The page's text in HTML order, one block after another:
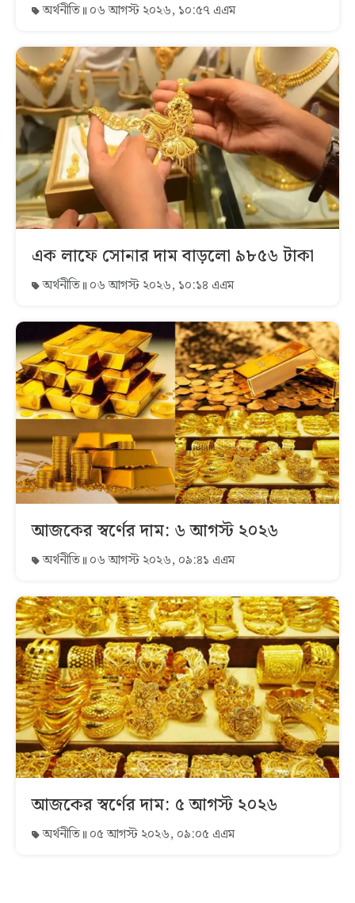
অর্থনীতি ০৬ আগস্ট ২০২৬, ১০:৫৭ এএম
এক লাফে সোনার দাম বাড়লো ৯৮৫৬ টাকা
অর্থনীতি ০৬ আগস্ট ২০২৬, ১০:১৪ এএম
আজকের স্বর্ণের দাম: ৬ আগস্ট ২০২৬
অর্থনীতি ০৬ আগস্ট ২০২৬, ০৯:৪১ এএম
আজকের স্বর্ণের দাম: ৫ আগস্ট ২০২৬
অর্থনীতি ০৫ আগস্ট ২০২৬, ০৯:০৫ এএম